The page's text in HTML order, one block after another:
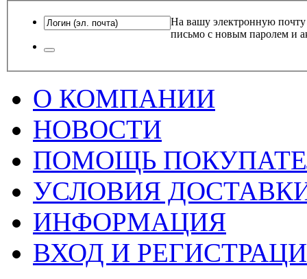
На вашу электронную почту
письмо с новым паролем и
О КОМПАНИИ
НОВОСТИ
ПОМОЩЬ
УСЛОВИЯ
ИНФОРМАЦИЯ
ВХОД И